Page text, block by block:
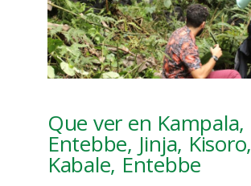
Que ver en Kampala,
Entebbe, Jinja, Kisoro,
Kabale, Entebbe